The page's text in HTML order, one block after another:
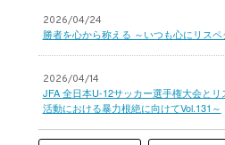
2026/04/24
勝者を心から称える ～いつも心にリスペ
2026/04/14
JFA 全日本U-12サッカー選手権大会と
活動における暴力根絶に向けてVol.131～